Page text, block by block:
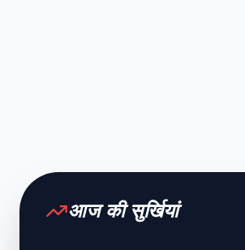
आज की सुर्खियां